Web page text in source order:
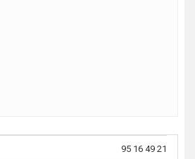
95 16 49 21